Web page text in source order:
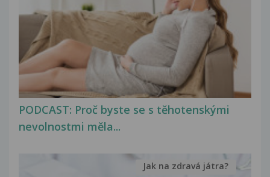
PODCAST: Proč byste se s těhotenskými
nevolnostmi měla...
Jak na zdravá játra?